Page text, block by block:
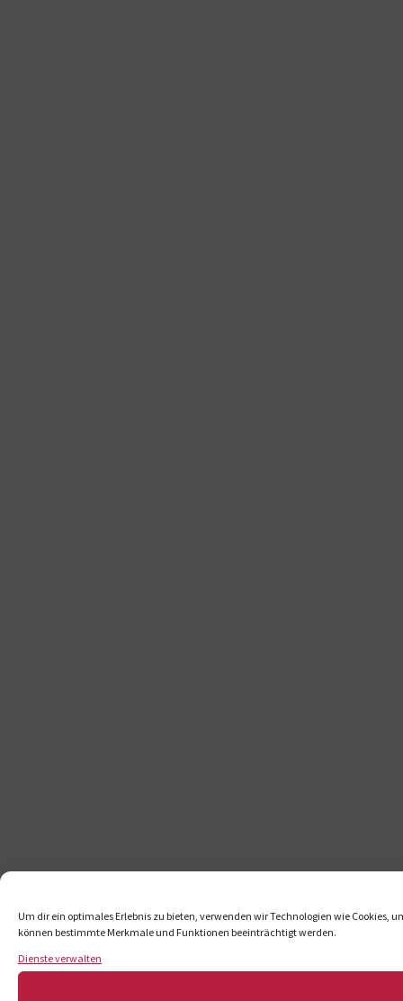
Um dir ein optimales Erlebnis zu bieten, verwenden wir Technologien wie
können bestimmte Merkmale und Funktionen beeinträchtigt werden.
Dienste verwalten